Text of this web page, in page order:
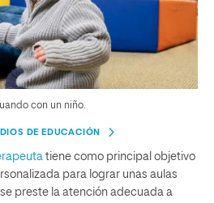
con un niño.
DE EDUCACIÓN
tiene como principal objetivo
para lograr unas aulas
preste la atención adecuada a